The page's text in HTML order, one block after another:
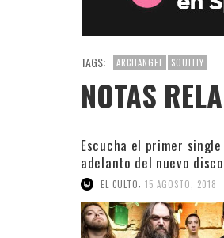
TAGS: ARCHANGEL SOULFLY
NOTAS
Escucha el primer single
adelanto del nuevo
Soulfly
EL CULTO 15 AGOSTO, 2018